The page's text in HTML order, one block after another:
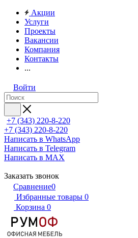
Акции
Услуги
Проекты
Вакансии
Компания
Контакты
...
Войти
+7 (343) 220-8-220
+7 (343) 220-8-220
Написать в WhatsApp
Написать в Telegram
Написать в MAX
Заказать звонок
Сравнение0
Избранные товары 0
Корзина 0